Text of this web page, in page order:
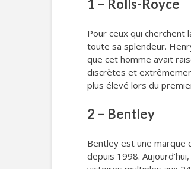
1 – Rolls-Royce
Pour ceux qui cherchent
toute sa splendeur.
que cet homme avait
discrètes et
plus élevé lors du
2 – Bentley
Bentley est une marque
depuis 1998.